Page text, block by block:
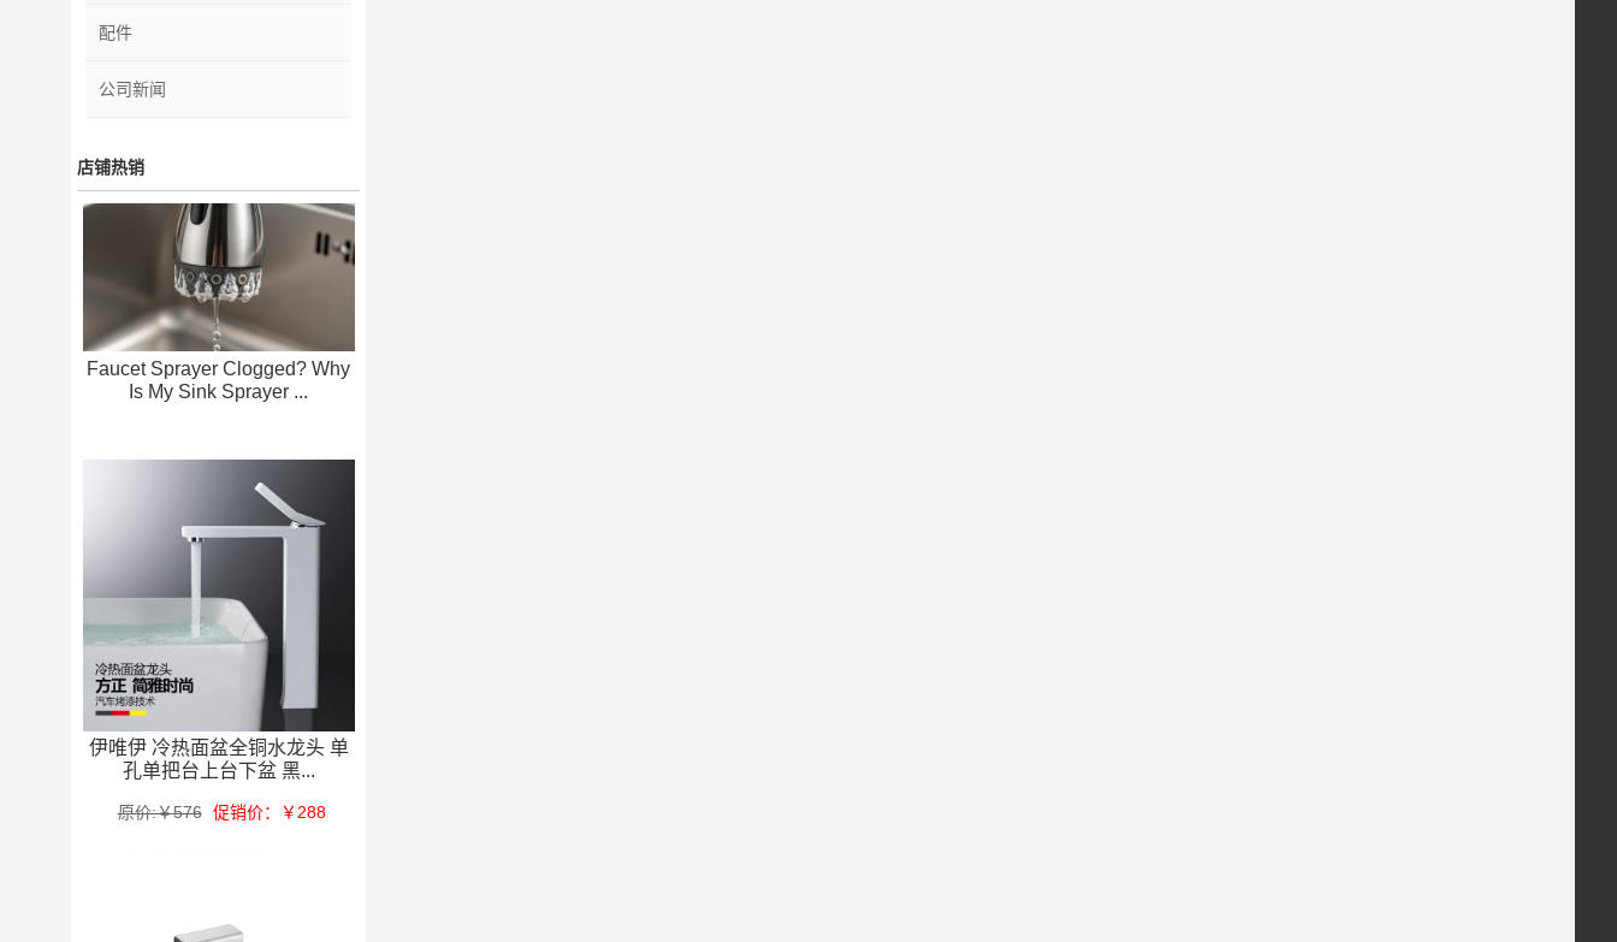
配件
公司新闻
店铺热销
Faucet Sprayer Clogged? Why
Is My Sink Sprayer ...
伊唯伊 冷热面盆全铜水龙头 单
孔单把台上台下盆 黑...
原价:￥576 促销价：￥288